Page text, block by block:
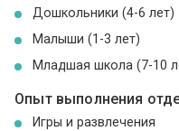
Дошкольники (4-6 лет)
Малыши (1-3 лет)
Младшая школа (7-10
Опыт выполнения
Игры и развлечения